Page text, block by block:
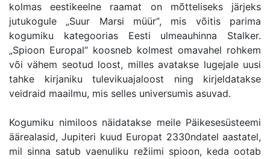
kolmas eestikeelne raamat on mõtteliseks järjeks
jutukogule „Suur Marsi müür“, mis võitis parima
kogumiku kategoorias Eesti ulmeauhinna Stalker.
„Spioon Europal“ koosneb kolmest omavahel rohkem
või vähem seotud loost, milles avatakse lugejale uusi
tahke kirjaniku tulevikuajaloost ning kirjeldatakse
veidraid maailmu, mis selles universumis asuvad.
Kogumiku nimiloos näidatakse meile Päikesesüsteemi
äärealasid, Jupiteri kuud Europat 2330ndatel aastatel,
mil sinna satub vaenuliku režiimi spioon, keda ootab